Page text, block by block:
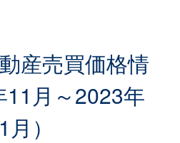
産売買価格情
月～2023年
月）